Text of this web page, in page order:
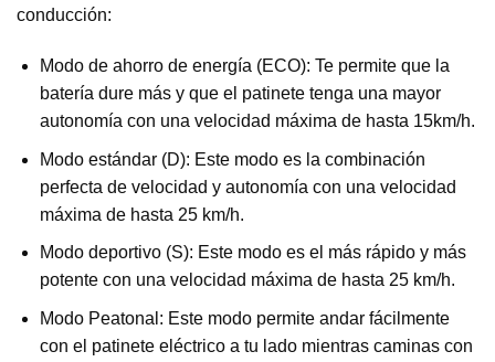
conducción:
Modo de ahorro de energía (ECO): Te permite que la
batería dure más y que el patinete tenga una mayor
autonomía con una velocidad máxima de hasta 15km/h.
Modo estándar (D): Este modo es la combinación
perfecta de velocidad y autonomía con una velocidad
máxima de hasta 25 km/h.
Modo deportivo (S): Este modo es el más rápido y más
potente con una velocidad máxima de hasta 25 km/h.
Modo Peatonal: Este modo permite andar fácilmente
con el patinete eléctrico a tu lado mientras caminas con